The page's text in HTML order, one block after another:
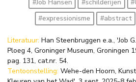
#Job Hansen #schilderijen
#expressionisme
#abstract
Literatuur: Han Steenbruggen e.a., 'Job
Ploeg 4, Groninger Museum, Groningen
pag. 131, cat.nr. 54.
Tentoonstelling: Wehe-den Hoorn,